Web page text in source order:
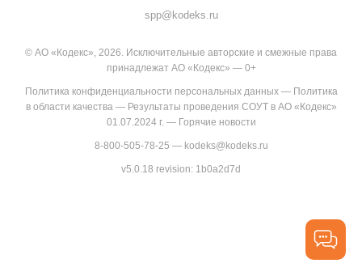
spp@kodeks.ru
© АО «Кодекс», 2026. Исключительные авторские и смежные права
принадлежат АО «Кодекс» — 0+
Политика конфиденциальности персональных данных— Политика
в области качества— Результаты проведения СОУТ в АО «Кодекс»
01.07.2024 г.— Горячие новости
8-800-505-78-25 — kodeks@kodeks.ru
v5.0.18 revision: 1b0a2d7d